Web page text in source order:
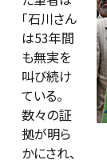
「石川さん
は53年間
も無実を
叫び続け
ている。
数々の証
拠が明ら
かにされ、